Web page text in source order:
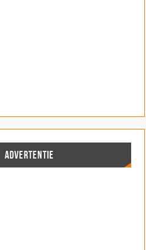
ADVERTENTIE